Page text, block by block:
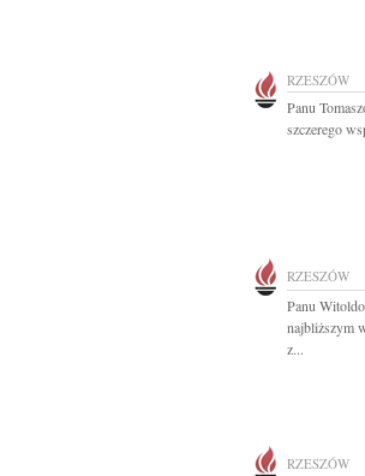
RZESZÓW
Panu
szczerego
RZESZÓW
Panu
najbliższym
z...
RZESZÓW